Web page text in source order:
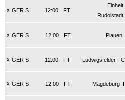
x GER S FT
12:00
Einheit
Rudolstadt
x GER S FT
12:00 Plauen
x GER S FT
12:00 Ludwigsfelder FC
x GER S FT
12:00 Magdeburg II